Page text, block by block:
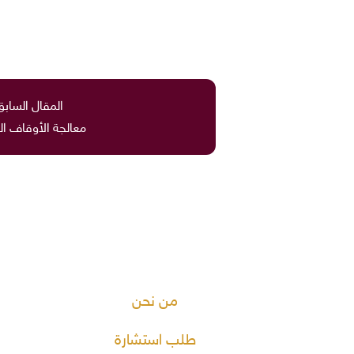
المقال
معالجة الأوقاف
من نحن
طلب استشارة